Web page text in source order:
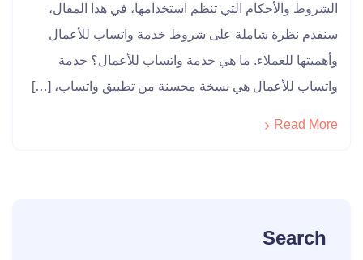
الشروط والأحكام التي تنظم استخدامها، في هذا المقال،
سنقدم نظرة شاملة على شروط خدمة واتساب للأعمال
وأهميتها للعملاء. ما هي خدمة واتساب للأعمال؟ خدمة
واتساب للأعمال هي نسخة محسنة من تطبيق واتساب، […]
Read More
Search